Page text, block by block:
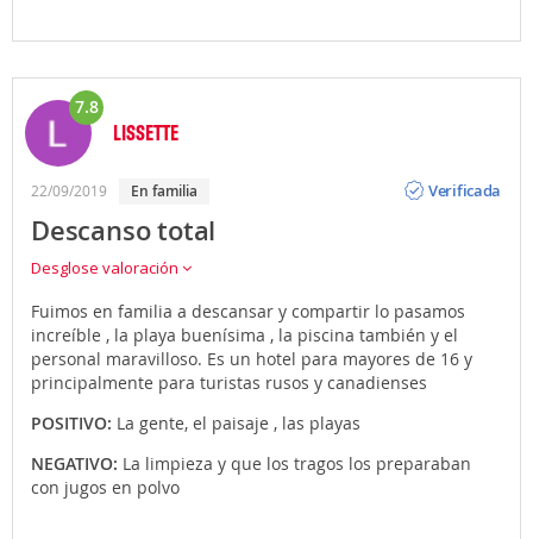
7.8
LISSETTE
22/09/2019 en familia
Verificada
Descanso total
Desglose valoración
Fuimos en familia a descansar y compartir lo pasamos
increíble , la playa buenísima , la piscina también y el
personal maravilloso. Es un hotel para mayores de 16 y
principalmente para turistas rusos y canadienses
POSITIVO: La gente, el paisaje , las playas
NEGATIVO: La limpieza y que los tragos los preparaban
con jugos en polvo